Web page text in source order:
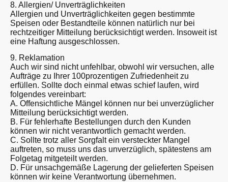
8. Allergien/ Unverträglichkeiten
Allergien und Unverträglichkeiten gegen bestimmte
Speisen oder Bestandteile können natürlich nur bei
rechtzeitiger Mitteilung berücksichtigt werden. Insoweit ist
eine Haftung ausgeschlossen.
9. Reklamation
Auch wir sind nicht unfehlbar, obwohl wir versuchen, alle
Aufträge zu Ihrer 100prozentigen Zufriedenheit zu
erfüllen. Sollte doch einmal etwas schief laufen, wird
folgendes vereinbart:
A. Offensichtliche Mängel können nur bei unverzüglicher
Mitteilung berücksichtigt werden.
B. Für fehlerhafte Bestellungen durch den Kunden
können wir nicht verantwortlich gemacht werden.
C. Sollte trotz aller Sorgfalt ein versteckter Mangel
auftreten, so muss uns das unverzüglich, spätestens am
Folgetag mitgeteilt werden.
D. Für unsachgemäße Lagerung der gelieferten Speisen
können wir keine Verantwortung übernehmen.